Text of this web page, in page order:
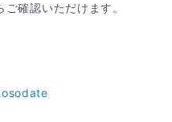
確認いただけます。